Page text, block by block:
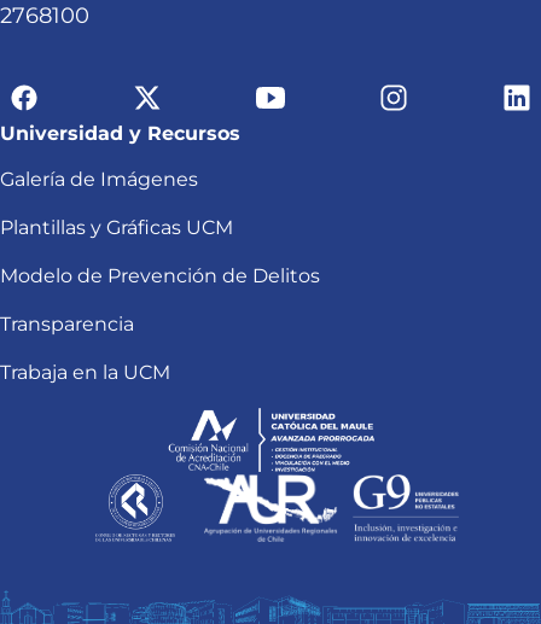
2768100
Universidad y Recursos
Galería de Imágenes
Plantillas y Gráficas UCM
Modelo de Prevención de Delitos
Transparencia
Trabaja en la UCM